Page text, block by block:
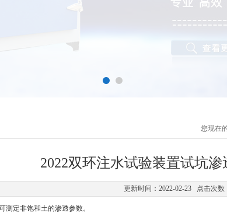
您现在
2022双环注水试验装置试坑
更新时间：2022-02-23 点击次数
测定非饱和土的渗透参数。